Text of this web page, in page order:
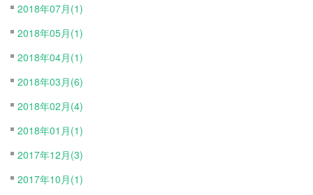
2018年07月(1)
2018年05月(1)
2018年04月(1)
2018年03月(6)
2018年02月(4)
2018年01月(1)
2017年12月(3)
2017年10月(1)